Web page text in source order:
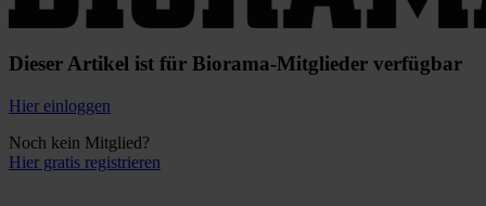
Dieser Artikel ist für Biorama-Mitglieder verfügbar
Hier einloggen
Noch kein Mitglied?
Hier gratis registrieren